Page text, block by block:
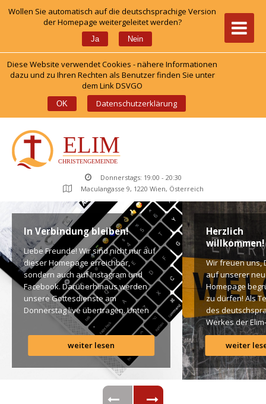
Wollen Sie automatisch auf die deutschsprachige Version
der Homepage weitergeleitet werden?
Ja Nein
Diese Website verwendet Cookies - nähere Informationen
dazu und zu Ihren Rechten als Benutzer finden Sie unter
dem Link DSVGO
OK Datenschutzerklärung
Donnerstags: 19:00 - 20:30
Maculangasse 9, 1220 Wien, Österreich
In Verbindung bleiben!
Liebe Freunde! Wir sind nicht nur auf
dieser Homepage erreichbar,
ondern auch auf Instagram und
Facebook. Darüberhinaus werden
unsere Gottesdienste am
Donnerstag live übertragen. Unten
findet Ihr dazu alle Links. Gottes
Segen! Live-Übertragung
Gottesdienst: http://ro.elim.at/live
Instagram: http://elim.wien
Facebook:
https://www.facebook.com/elimwien/
Photo by iabzd on Unsplash
weiter lesen
Herzlich
willkommen!
Wir freuen uns,
auf unserer
Homepage
zu dürfen! Als
des
Werkes der Elim-
Gemeinde ist
uns ein großes
Anliegen […]
weiter